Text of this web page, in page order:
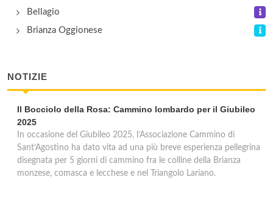
Bellagio
Brianza Oggionese
NOTIZIE
Il Bocciolo della Rosa: Cammino lombardo per il Giubileo
2025
In occasione del Giubileo 2025, l’Associazione Cammino di
Sant’Agostino ha dato vita ad una più breve esperienza pellegrina
disegnata per 5 giorni di cammino fra le colline della Brianza
monzese, comasca e lecchese e nel Triangolo Lariano.